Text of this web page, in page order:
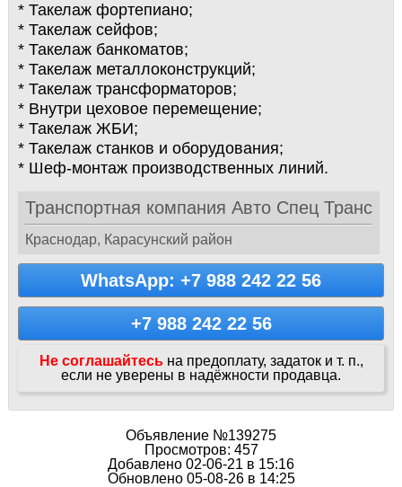
* Такелаж фортепиано;
* Такелаж сейфов;
* Такелаж банкоматов;
* Такелаж металлоконструкций;
* Такелаж трансформаторов;
* Внутри цеховое перемещение;
* Такелаж ЖБИ;
* Такелаж станков и оборудования;
* Шеф-монтаж производственных линий.
Транспортная компания Авто Спец Транс
Краснодар, Карасунский район
WhatsApp: +7 988 242 22 56
+7 988 242 22 56
Не соглашайтесь на предоплату, задаток и т. п.,
если не уверены в надёжности продавца.
Объявление №139275
Просмотров: 457
Добавлено 02-06-21 в 15:16
Обновлено 05-08-26 в 14:25